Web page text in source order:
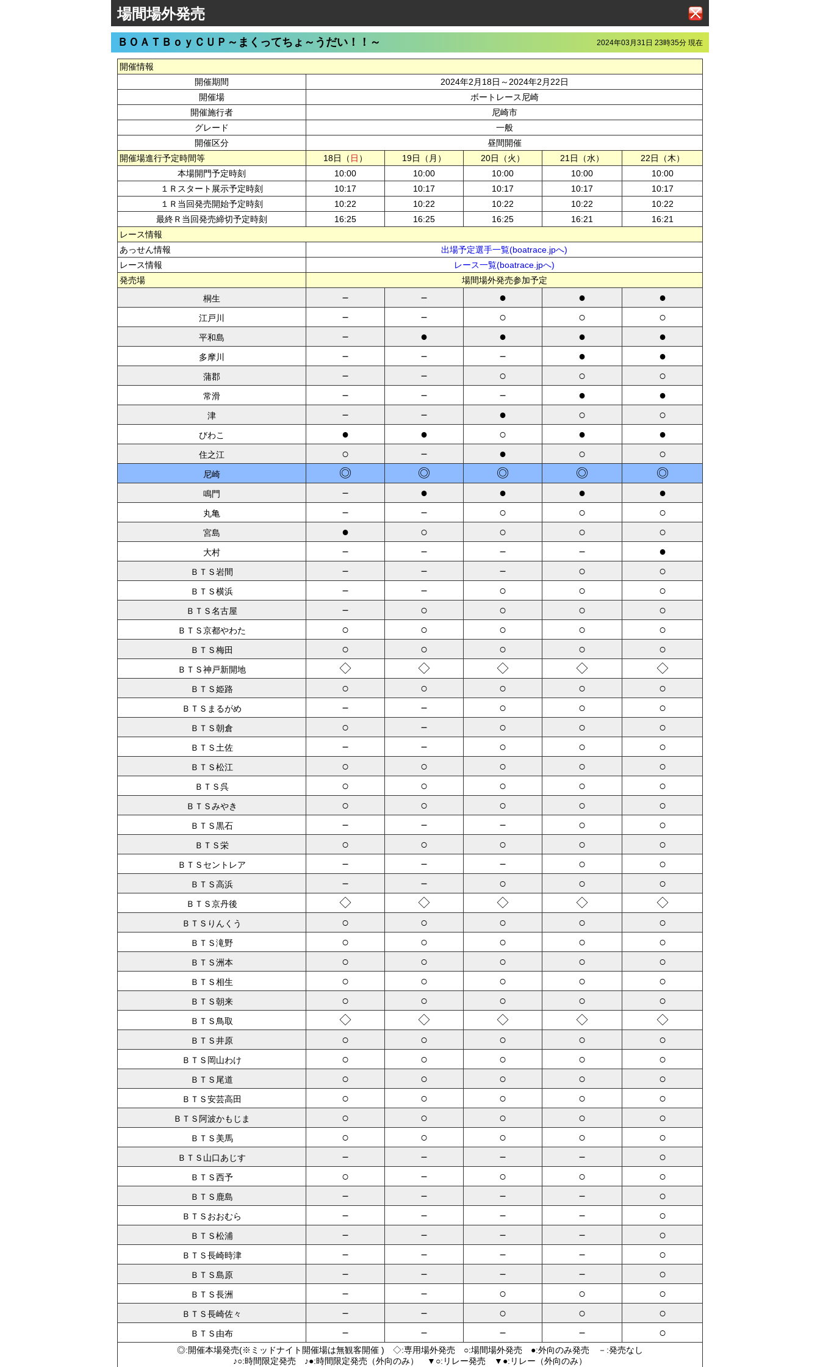
場間場外発売
2024年03月31日 23時35分 現在
ＢＯＡＴＢｏｙＣＵＰ～まくってちょ～うだい！！～
開催情報
開催期間
2024年2月18日～2024年2月22日
開催場
ボートレース尼崎
開催施行者
尼崎市
グレード
一般
開催区分
昼間開催
開催場進行予定時間等
18日（ 日 ） 19日（月） 20日（火） 21日（水）
22日（木）
本場開門予定時刻
10:00 10:00 10:00 10:00
10:00
１Ｒスタート展示予定時刻
10:17 10:17 10:17 10:17
10:17
１Ｒ当回発売開始予定時刻
10:22 10:22 10:22 10:22
10:22
最終Ｒ当回発売締切予定時刻
16:25 16:25 16:25 16:21
16:21
レース情報
あっせん情報
出場予定選手一覧(boatrace.jpへ)
レース情報
レース一覧(boatrace.jpへ)
発売場
場間場外発売参加予定
桐生
－ － ● ● ●
江戸川 － － ○ ○ ○
平和島 － ● ● ● ●
多摩川 － － － ● ●
蒲郡 － － ○ ○ ○
常滑 － － － ● ●
津 － － ● ○ ○
びわこ ● ● ○ ● ●
住之江 ○ － ● ○ ○
尼崎 ◎ ◎ ◎ ◎ ◎
鳴門 － ● ● ● ●
丸亀 － － ○ ○ ○
宮島 ● ○ ○ ○ ○
大村 － － － － ●
ＢＴＳ岩間 － － － ○ ○
ＢＴＳ横浜 － － ○ ○ ○
ＢＴＳ名古屋 － ○ ○ ○ ○
ＢＴＳ京都やわた ○ ○ ○ ○ ○
ＢＴＳ梅田 ○ ○ ○ ○ ○
ＢＴＳ神戸新開地 ◇ ◇ ◇ ◇ ◇
ＢＴＳ姫路 ○ ○ ○ ○ ○
ＢＴＳまるがめ － － ○ ○ ○
ＢＴＳ朝倉 ○ － ○ ○ ○
ＢＴＳ土佐 － － ○ ○ ○
ＢＴＳ松江 ○ ○ ○ ○ ○
ＢＴＳ呉 ○ ○ ○ ○ ○
ＢＴＳみやき ○ ○ ○ ○ ○
ＢＴＳ黒石 － － － ○ ○
ＢＴＳ栄 ○ ○ ○ ○ ○
ＢＴＳセントレア － － － ○ ○
ＢＴＳ高浜 － － ○ ○ ○
ＢＴＳ京丹後 ◇ ◇ ◇ ◇ ◇
ＢＴＳりんくう ○ ○ ○ ○ ○
ＢＴＳ滝野 ○ ○ ○ ○ ○
ＢＴＳ洲本 ○ ○ ○ ○ ○
ＢＴＳ相生 ○ ○ ○ ○ ○
ＢＴＳ朝来 ○ ○ ○ ○ ○
ＢＴＳ鳥取 ◇ ◇ ◇ ◇ ◇
ＢＴＳ井原 ○ ○ ○ ○ ○
ＢＴＳ岡山わけ ○ ○ ○ ○ ○
ＢＴＳ尾道 ○ ○ ○ ○ ○
ＢＴＳ安芸高田 ○ ○ ○ ○ ○
ＢＴＳ阿波かもじま ○ ○ ○ ○ ○
ＢＴＳ美馬 ○ ○ ○ ○ ○
ＢＴＳ山口あじす － － － － ○
ＢＴＳ西予 ○ － ○ ○ ○
ＢＴＳ鹿島 － － － － ○
ＢＴＳおおむら － － － － ○
ＢＴＳ松浦 － － － － ○
ＢＴＳ長崎時津 － － － － ○
ＢＴＳ島原 － － － － ○
ＢＴＳ長洲 － － ○ ○ ○
ＢＴＳ長崎佐々 － － ○ ○ ○
ＢＴＳ由布 － － － － ○
◎:開催本場発売(※ミッドナイト開催場は無観客開催 ) ◇:専用場外発売 ○:場間場外発売 ●:外向のみ発売 －:発売なし
♪○:時間限定発売 ♪●:時間限定発売（外向のみ） ▼○:リレー発売 ▼●:リレー（外向のみ）